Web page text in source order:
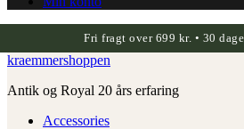
Fri fragt over 699 kr. • 30
kraemmershoppen
Antik og Royal 20 års erfaring
Accessories